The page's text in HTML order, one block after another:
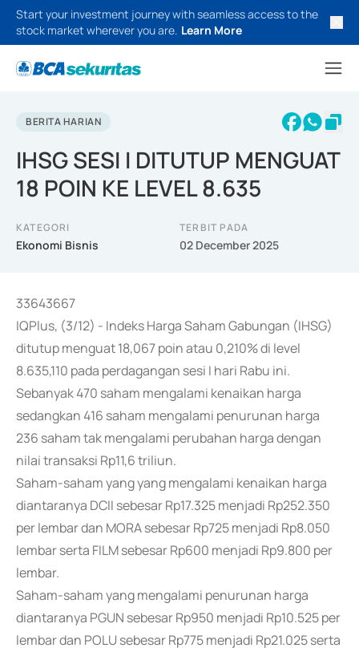
Start your investment journey with seamless access to the
stock market wherever you are. Learn More
BERITA HARIAN
IHSG SESI I DITUTUP MENGUAT
18 POIN KE LEVEL 8.635
KATEGORI
Ekonomi Bisnis
TERBIT PADA
02 December 2025
33643667
IQPlus, (3/12) - Indeks Harga Saham Gabungan (IHSG)
ditutup menguat 18,067 poin atau 0,210% di level
8.635,110 pada perdagangan sesi I hari Rabu ini.
Sebanyak 470 saham mengalami kenaikan harga
sedangkan 416 saham mengalami penurunan harga
236 saham tak mengalami perubahan harga dengan
nilai transaksi Rp11,6 triliun.
Saham-saham yang yang mengalami kenaikan harga
diantaranya DCII sebesar Rp17.325 menjadi Rp252.350
per lembar dan MORA sebesar Rp725 menjadi Rp8.050
lembar serta FILM sebesar Rp600 menjadi Rp9.800 per
lembar.
Saham-saham yang mengalami penurunan harga
diantaranya PGUN sebesar Rp950 menjadi Rp10.525 per
lembar dan POLU sebesar Rp775 menjadi Rp21.025 serta